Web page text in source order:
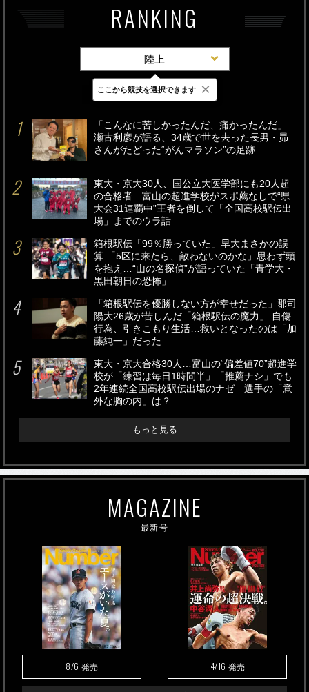
RANKING
陸上
最新 24時間 週間
「こんなに苦しかったんだ、痛かったんだ」
瀬古利彦が語る、34歳で世を去った長男・昴
さんがたどった“がんマラソン”の足跡
東大・京大30人、国公立大医学部にも20人超
の合格者…富山の超進学校がスポ薦なしで“県
大会31連覇中”王者を倒して「全国高校駅伝出
場」までのウラ話
箱根駅伝「99％勝っていた」早大まさかの誤
算 「5区に来たら、敵わないのかな」思わず頭
を抱え…“山の名探偵”が語っていた「青学大・
黒田朝日の恐怖」
「箱根駅伝を優勝しない方が幸せだった」郡司
陽大26歳が苦しんだ「箱根駅伝の魔力」 自傷
行為、引きこもり生活…救いとなったのは「加
藤純一」だった
東大・京大合格30人…富山の“偏差値70”超進学
校が「練習は毎日1時間半」「推薦ナシ」でも
2年連続全国高校駅伝出場のナゼ 選手の「意
外な胸の内」は？
もっと見る
MAGAZINE
最新号
8/6 発売 4/16 発売
ここから競技を選択できます ×